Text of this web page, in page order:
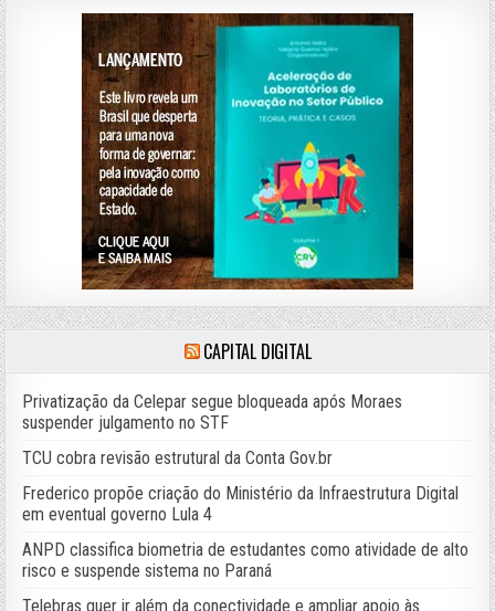
CAPITAL DIGITAL
Privatização da Celepar segue bloqueada após Moraes
suspender julgamento no STF
TCU cobra revisão estrutural da Conta Gov.br
Frederico propõe criação do Ministério da Infraestrutura Digital
em eventual governo Lula 4
ANPD classifica biometria de estudantes como atividade de alto
risco e suspende sistema no Paraná
Telebras quer ir além da conectividade e ampliar apoio às